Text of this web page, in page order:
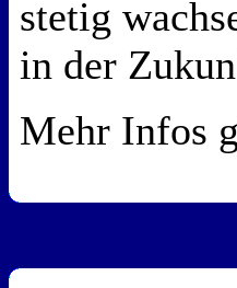
stetig
in der
Mehr Infos